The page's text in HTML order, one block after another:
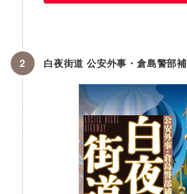
白夜街道 公安外事・倉島警部補